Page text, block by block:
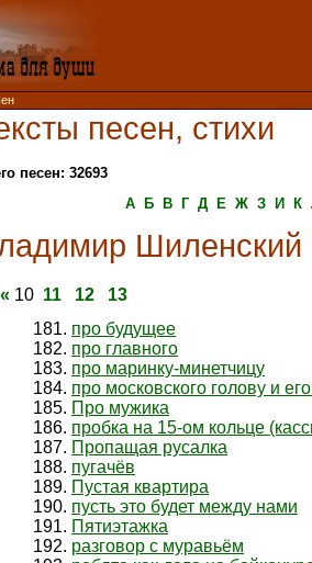
песен, стихи
песен: 32693
А
Б В Г Д Е Ж З И К
Шиленский
« 10 11 12
13
про будущее
про главного
про маринку-минетчицу
про московского голову и
Про мужика
пробка на 15-ом кольце
Пропащая русалка
пугачёв
Пустая квартира
пусть это будет между нами
Пятиэтажка
разговор с муравьём